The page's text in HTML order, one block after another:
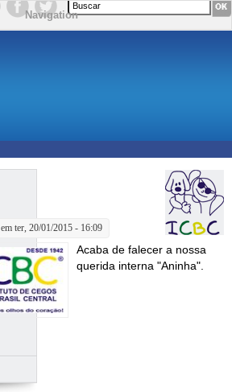
NavigationFormulário de busca
em ter, 20/01/2015 - 16:09
Acaba de falecer a nossa
querida interna "Aninha".